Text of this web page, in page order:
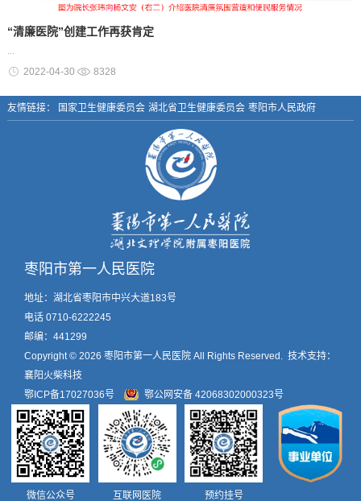
“清廉医院”创建工作再获肯定
...
2022-04-30 8328
友情链接： 国家卫生健康委员会 湖北省卫生健康委员会 枣阳市人民政府
枣阳市第一人民医院
地址：湖北省枣阳市中兴大道183号
电话 0710-6222245
邮编：441299
Copyright © 2026枣阳市第一人民医院 All Rights Reserved. 技术支持：
襄阳火柴科技
鄂ICP备17027036号
鄂公网安备 42068302000323号
微信公众号 互联网医院 预约挂号